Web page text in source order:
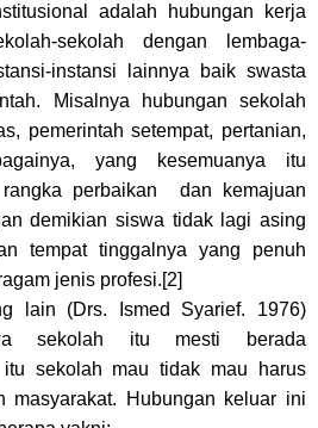
adalah hubungan kerja
sekolah dengan lembaga-
instansi lainnya baik swasta
Misalnya hubungan sekolah
pemerintah setempat, pertanian,
yang kesemuanya itu
perbaikan
dan kemajuan
demikian siswa tidak lagi asing
tempat tinggalnya yang penuh
jenis profesi.[2]
lain (Drs. Ismed Syarief. 1976)
sekolah itu mesti berada
itu sekolah mau tidak mau harus
masyarakat. Hubungan keluar ini